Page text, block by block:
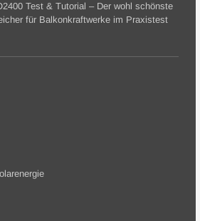
Test & Tutorial – Der wohl schönste
für Balkonkraftwerke im Praxistest